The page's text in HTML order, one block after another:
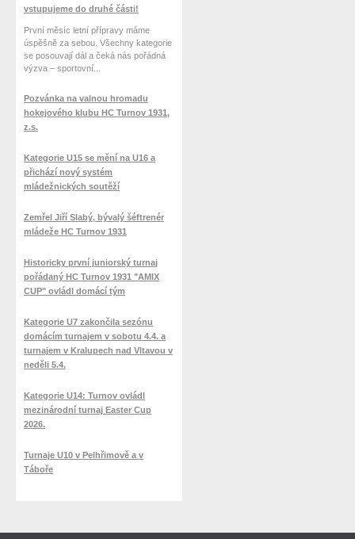
vstupujeme do druhé části!
První měsíc letní přípravy máme
úspěšně za sebou. Všechny kategorie
se posouvají dál a čeká nás pořádná
výzva – sportovní...
Pozvánka na valnou hromadu
hokejového klubu HC Turnov 1931,
z.s.
Kategorie U15 se mění na U16 a
přichází nový systém
mládežnických soutěží
Zemřel Jiří Slabý, bývalý šéftrenér
mládeže HC Turnov 1931
Historicky první juniorský turnaj
pořádaný HC Turnov 1931 "AMIX
CUP" ovládl domácí tým
Kategorie U7 zakončila sezónu
domácím turnajem v sobotu 4.4. a
turnajem v Kralupech nad Vltavou v
neděli 5.4.
Kategorie U14: Turnov ovládl
mezinárodní turnaj Easter Cup
2026.
Turnaje U10 v Pelhřimově a v
Táboře